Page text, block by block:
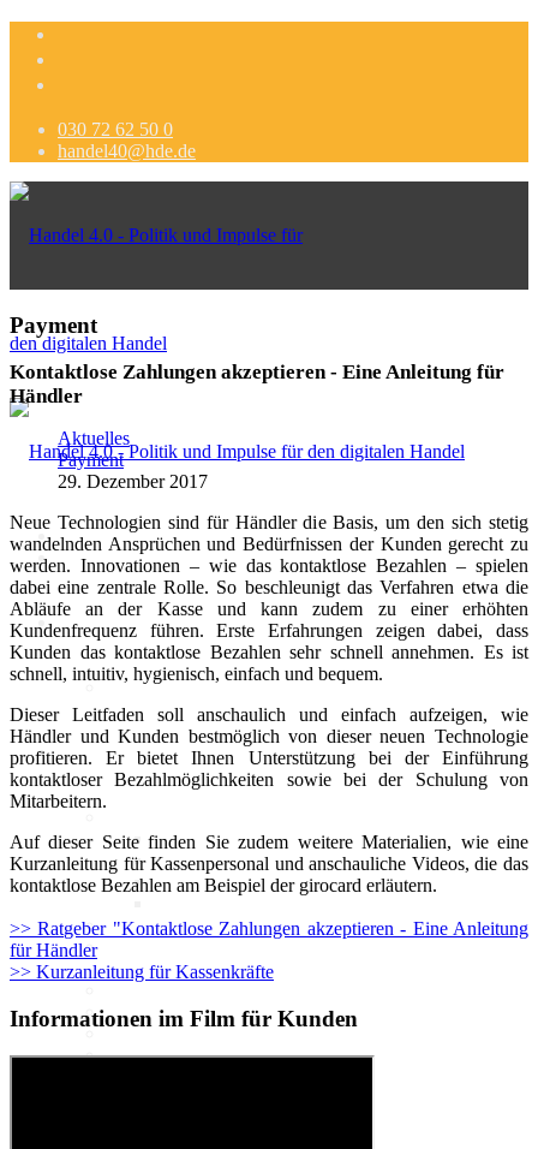
030 72 62 50 0
handel40@hde.de
Politik
Marktdaten
Digitales 1x1
Cyber-Sicherheit im Handel
Tipps und Infomaterial
Allianz für Cyber-Sicherheit
E-Commerce
Sale
Unternehmenswebseite
Mobile
Best-Practices ZukunftHandel
Payment
Kontaktlose Zahlungen akzeptieren - Eine Anleitung für
Händler
Aktuelles
Payment
29. Dezember 2017
Neue Technologien sind für Händler die Basis, um den sich stetig
wandelnden Ansprüchen und Bedürfnissen der Kunden gerecht zu
werden. Innovationen – wie das kontaktlose Bezahlen – spielen
dabei eine zentrale Rolle. So beschleunigt das Verfahren etwa die
Abläufe an der Kasse und kann zudem zu einer erhöhten
Kundenfrequenz führen. Erste Erfahrungen zeigen dabei, dass
Kunden das kontaktlose Bezahlen sehr schnell annehmen. Es ist
schnell, intuitiv, hygienisch, einfach und bequem.
Dieser Leitfaden soll anschaulich und einfach aufzeigen, wie
Händler und Kunden bestmöglich von dieser neuen Technologie
profitieren. Er bietet Ihnen Unterstützung bei der Einführung
kontaktloser Bezahlmöglichkeiten sowie bei der Schulung von
Mitarbeitern.
Auf dieser Seite finden Sie zudem weitere Materialien, wie eine
Kurzanleitung für Kassenpersonal und anschauliche Videos, die das
kontaktlose Bezahlen am Beispiel der girocard erläutern.
>> Ratgeber "Kontaktlose Zahlungen akzeptieren - Eine Anleitung
für Händler
>> Kurzanleitung für Kassenkräfte
Informationen im Film für Kunden